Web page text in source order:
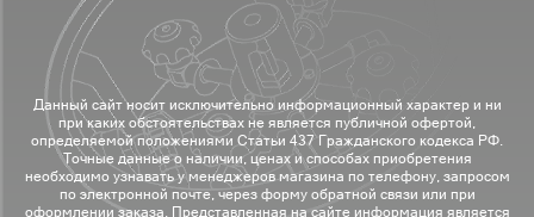
Данный сайт носит исключительно информационный характер и ни
при каких обстоятельствах не является публичной офертой,
определяемой положениями Статьи 437 Гражданского кодекса РФ.
Точные данные о наличии, ценах и способах приобретения
необходимо узнавать у менеджеров магазина по телефону, запросом
по электронной почте, через форму обратной связи или при
оформлении заказа. Представленная на сайте информация является